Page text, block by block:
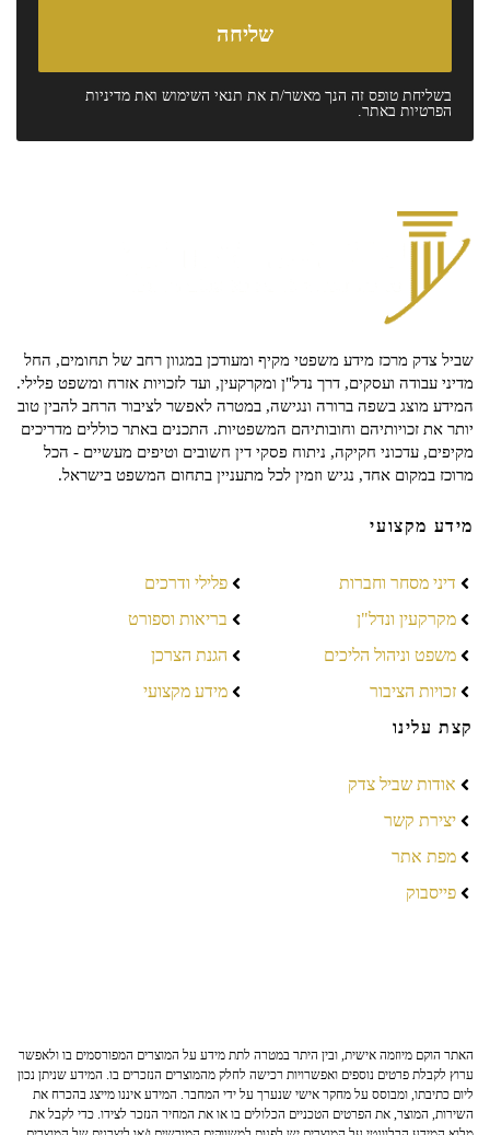
בשליחת טופס זה הנך מאשר/ת את תנאי השימוש ואת מדיניות
הפרטיות באתר.
שביל צדק מרכז מידע משפטי מקיף ומעודכן במגוון רחב של תחומים, החל
מדיני עבודה ועסקים, דרך נדל"ן ומקרקעין, ועד לזכויות אזרח ומשפט פלילי.
המידע מוצג בשפה ברורה ונגישה, במטרה לאפשר לציבור הרחב להבין טוב
יותר את זכויותיהם וחובותיהם המשפטיות. התכנים באתר כוללים מדריכים
מקיפים, עדכוני חקיקה, ניתוח פסקי דין חשובים וטיפים מעשיים - הכל
מרוכז במקום אחד, נגיש וזמין לכל מתעניין בתחום המשפט בישראל.
מידע מקצועי
דיני מסחר וחברות
מקרקעין ונדל"ן
משפט וניהול הליכים
זכויות הציבור
פלילי ודרכים
בריאות וספורט
הגנת הצרכן
מידע מקצועי
קצת עלינו
אודות שביל צדק
יצירת קשר
מפת אתר
פייסבוק
האתר הוקם מיוזמה אישית, ובין היתר במטרה לתת מידע על המוצרים המפורסמים בו ולאפשר
ערוץ לקבלת פרטים נוספים ואפשרויות רכישה לחלק מהמוצרים הנזכרים בו. המידע שניתן נכון
ליום כתיבתו, ומבוסס על מחקר אישי שנערך על ידי המחבר. המידע איננו מייצג בהכרח את
השירות, המוצר, את הפרטים הטכניים הכלולים בו או את המחיר הנזכר לצידו. כדי לקבל את